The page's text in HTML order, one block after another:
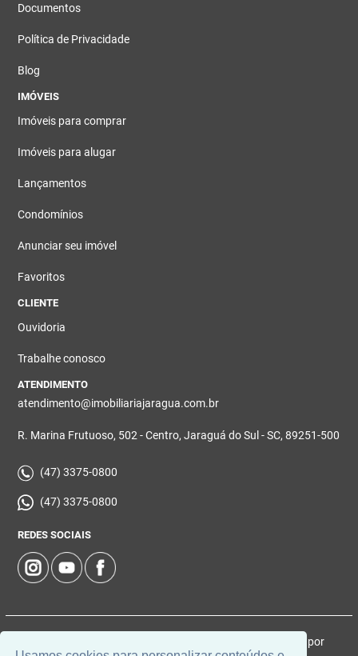
Documentos
Política de Privacidade
Blog
IMÓVEIS
Imóveis para comprar
Imóveis para alugar
Lançamentos
Condomínios
Anunciar seu imóvel
Favoritos
CLIENTE
Ouvidoria
Trabalhe conosco
ATENDIMENTO
atendimento@imobiliariajaragua.com.br
R. Marina Frutuoso, 502 - Centro, Jaraguá do Sul - SC, 89251-500
(47) 3375-0800
(47) 3375-0800
REDES SOCIAIS
© 2026 | Imobiliária Jaraguá | CRECI: 5224-J | Desenvolvido por